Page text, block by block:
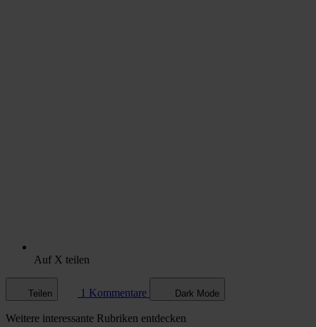
Auf X teilen
Teilen 1 Kommentare Dark Mode
Weitere interessante Rubriken entdecken